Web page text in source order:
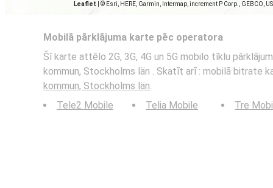
Leaflet © Esri, HERE, Garmin, Intermap, increment P Corp., GEBCO,
Mobilā pārklājuma karte pēc operatora
Šī karte attēlo 2G, 3G, 4G un 5G mobilo tīklu
kommun, Stockholms län . Skatīt arī : mobilā bitrate
kommun, Stockholms län.
Tele2 Mobile
Telia Mobile Tre